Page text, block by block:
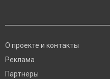
О проекте и контакты
Реклама
Партнеры